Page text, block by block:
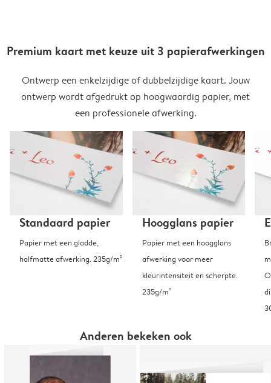
Premium kaart met keuze uit 3 papierafwerkingen
Ontwerp een enkelzijdige of dubbelzijdige kaart. Jouw
ontwerp wordt afgedrukt op hoogwaardig papier, met
een professionele afwerking.
Standaard papier
Papier met een gladde,
halfmatte afwerking. 235g/m²
Hoogglans papier
Papier met een hoogglans
afwerking voor meer
kleurintensiteit en scherpte.
235g/m²
Anderen bekeken ook